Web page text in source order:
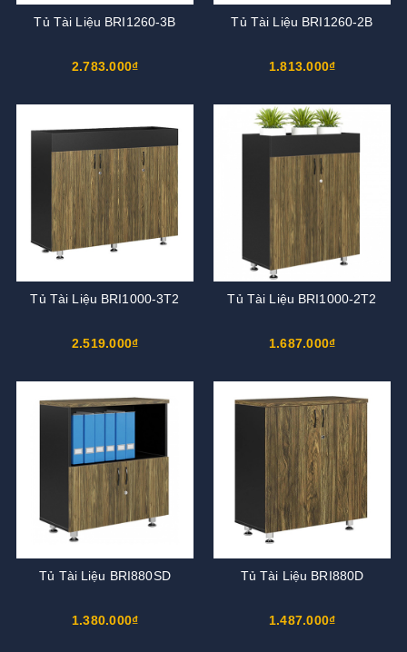
Tủ Tài Liệu BRI1260-3B
2.783.000₫
Tủ Tài Liệu BRI1260-2B
1.813.000₫
Tủ Tài Liệu BRI1000-3T2
2.519.000₫
Tủ Tài Liệu BRI1000-2T2
1.687.000₫
Tủ Tài Liệu BRI880SD
1.380.000₫
Tủ Tài Liệu BRI880D
1.487.000₫